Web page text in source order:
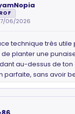
06/2026
technique très
de planter une
au-dessus de
parfaite, sans avoir